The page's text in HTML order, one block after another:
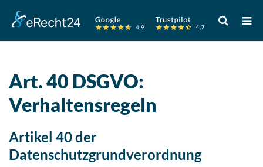
Verwende
die
Pfeile
Art. 40 DSGVO:
Verhaltensregeln
Artikel 40 der
Datenschutzgrundverordnung